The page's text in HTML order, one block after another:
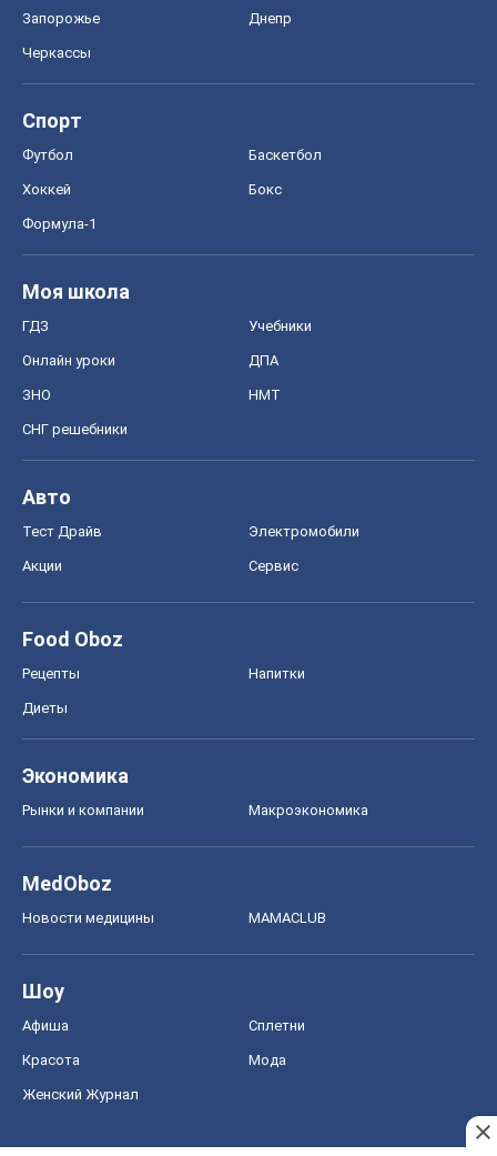
Запорожье Днепр
Черкассы
Спорт
Футбол Баскетбол
Хоккей Бокс
Формула-1
Моя школа
ГДЗ Учебники
Онлайн уроки ДПА
ЗНО НМТ
СНГ решебники
Авто
Тест Драйв Электромобили
Акции Сервис
Food Oboz
Рецепты Напитки
Диеты
Экономика
Рынки и компании Mакроэкономика
MedOboz
Новости медицины MAMACLUB
Шоу
Афиша Сплетни
Красота Мода
Женский Журнал